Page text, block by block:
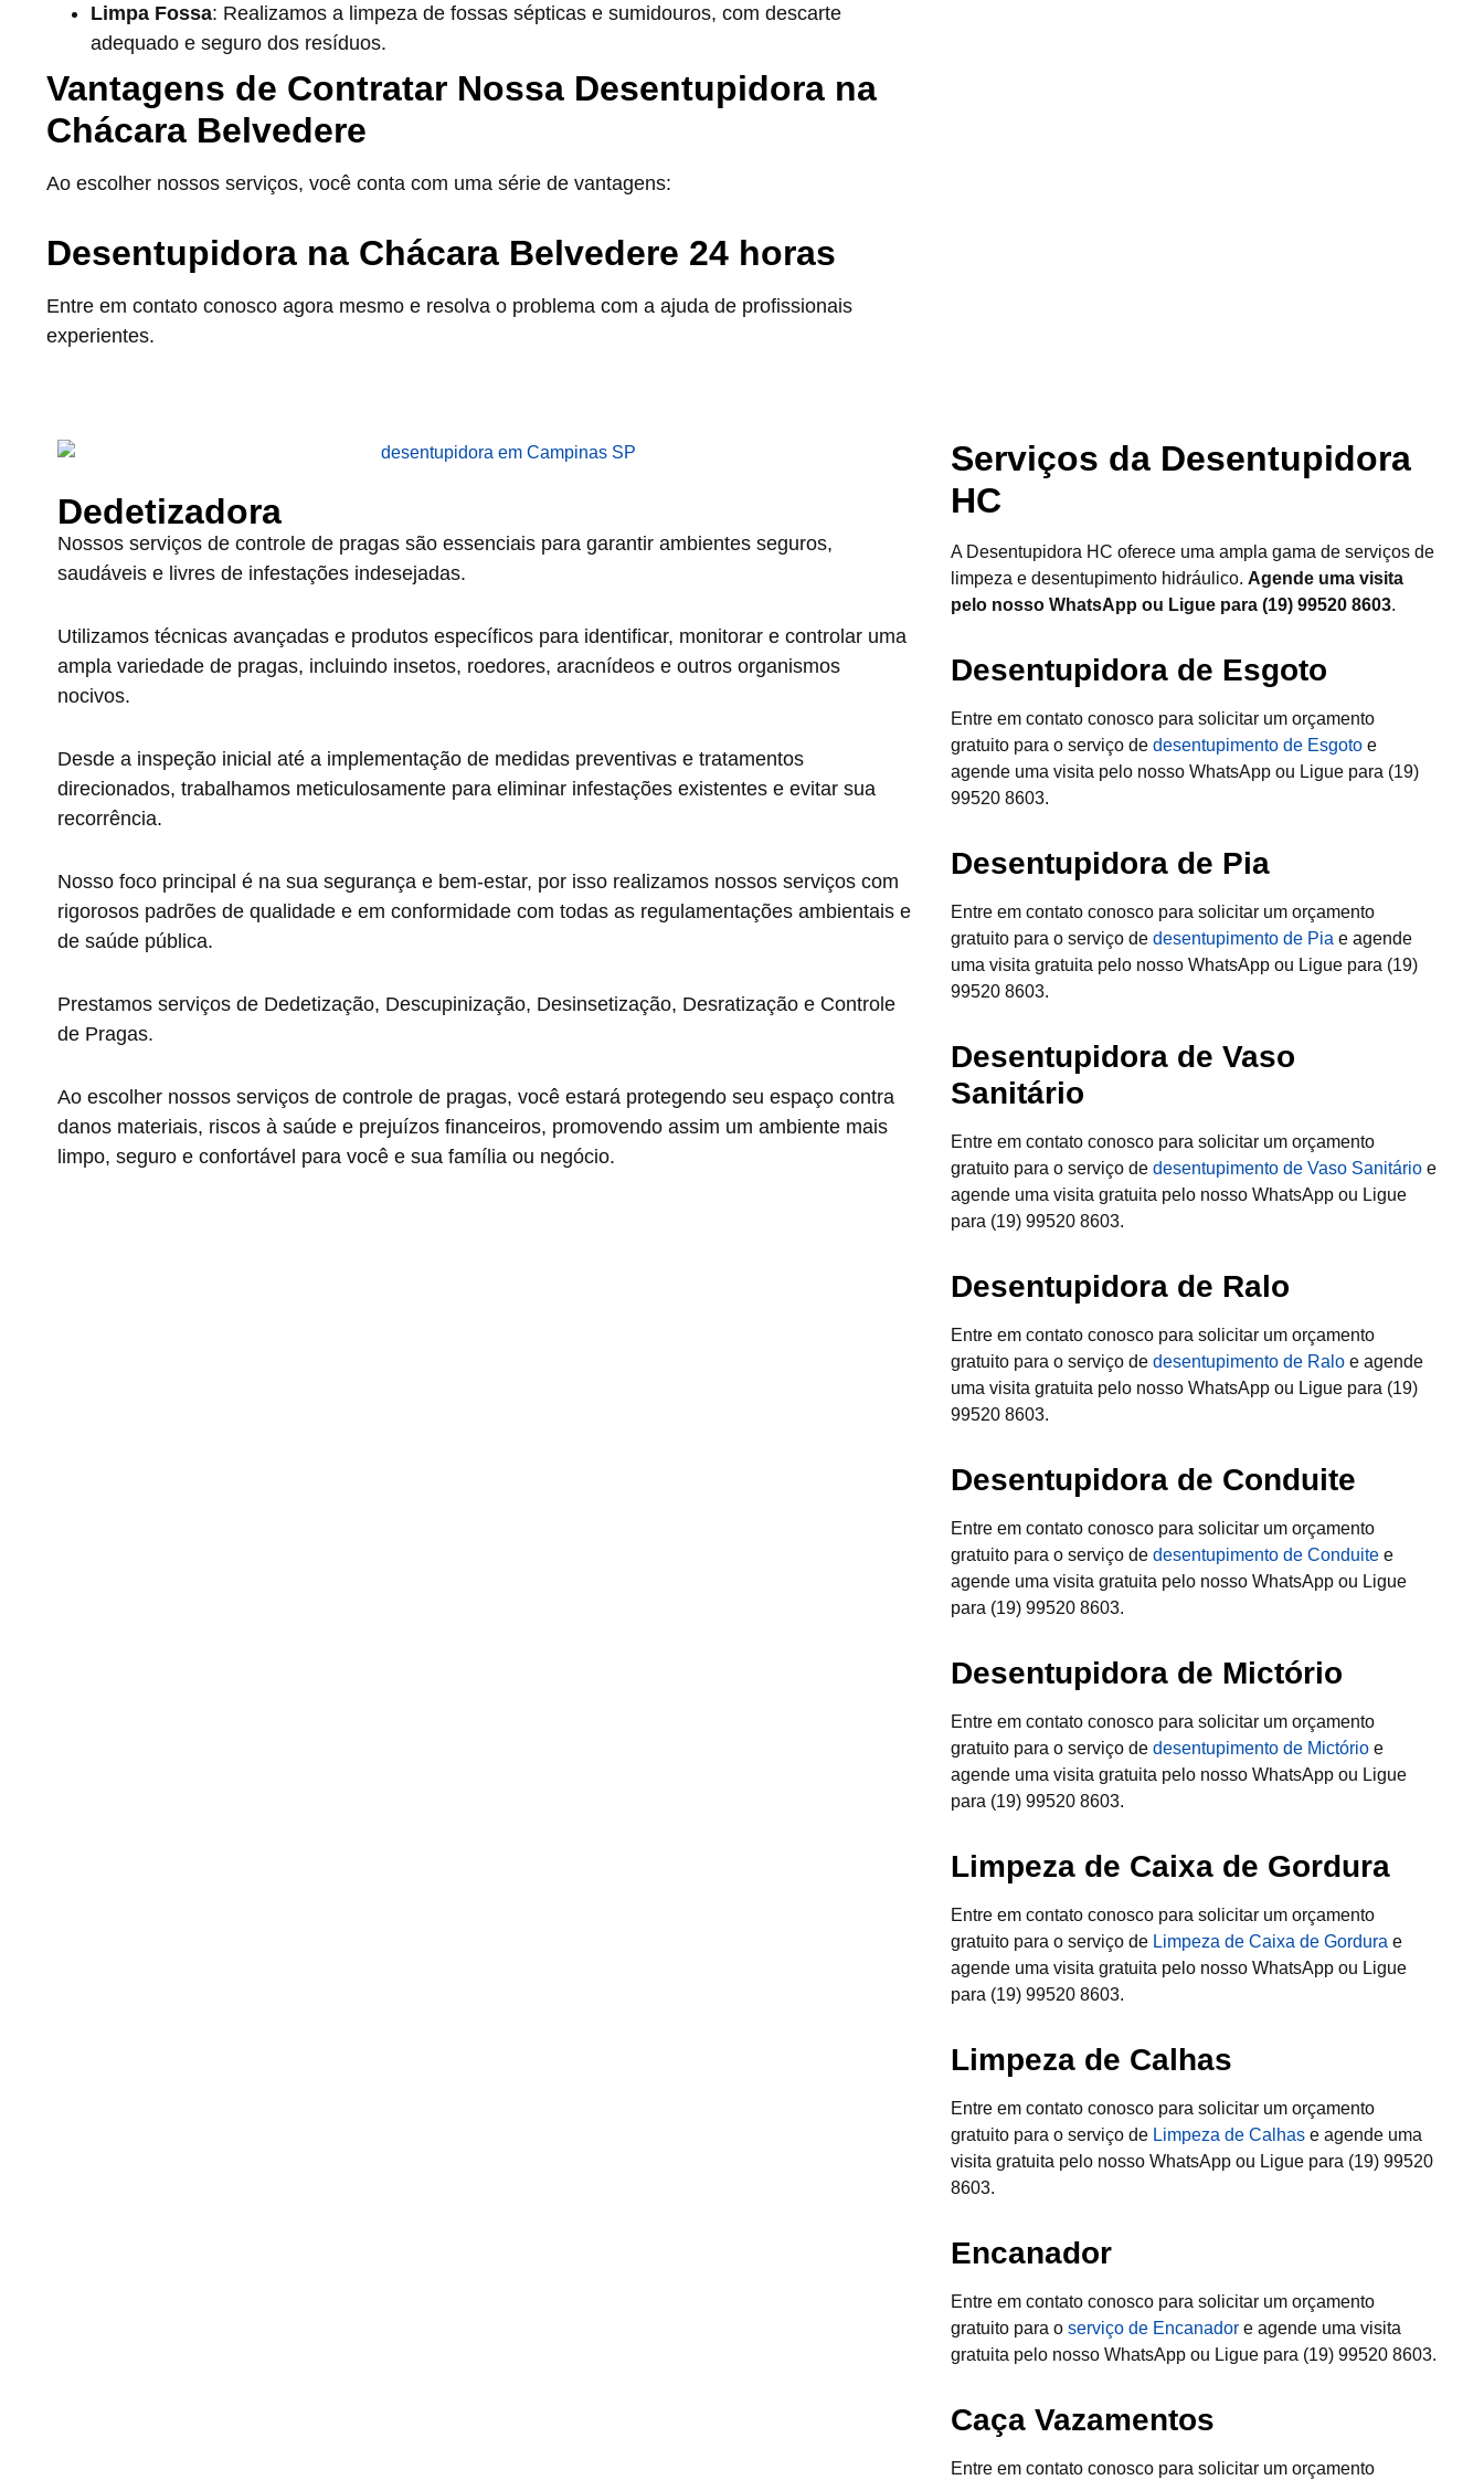
Limpa Fossa: Realizamos a limpeza de fossas sépticas e sumidouros, com descarte
adequado e seguro dos resíduos.
Vantagens de Contratar Nossa Desentupidora na
Chácara Belvedere
Ao escolher nossos serviços, você conta com uma série de vantagens:
Desentupidora na Chácara Belvedere 24 horas
Entre em contato conosco agora mesmo e resolva o problema com a ajuda de profissionais
experientes.
Dedetizadora
Nossos serviços de controle de pragas são essenciais para garantir ambientes seguros,
saudáveis e livres de infestações indesejadas.
Utilizamos técnicas avançadas e produtos específicos para identificar, monitorar e controlar uma
ampla variedade de pragas, incluindo insetos, roedores, aracnídeos e outros organismos
nocivos.
Desde a inspeção inicial até a implementação de medidas preventivas e tratamentos
direcionados, trabalhamos meticulosamente para eliminar infestações existentes e evitar sua
recorrência.
Nosso foco principal é na sua segurança e bem-estar, por isso realizamos nossos serviços com
rigorosos padrões de qualidade e em conformidade com todas as regulamentações ambientais e
de saúde pública.
Prestamos serviços de Dedetização, Descupinização, Desinsetização, Desratização e Controle
de Pragas.
Ao escolher nossos serviços de controle de pragas, você estará protegendo seu espaço contra
danos materiais, riscos à saúde e prejuízos financeiros, promovendo assim um ambiente mais
limpo, seguro e confortável para você e sua família ou negócio.
Serviços da Desentupidora
HC
A Desentupidora HC oferece uma ampla gama de serviços de
limpeza e desentupimento hidráulico. Agende uma visita
pelo nosso WhatsApp ou Ligue para (19) 99520 8603.
Desentupidora de Esgoto
Entre em contato conosco para solicitar um orçamento
gratuito para o serviço dedesentupimento de Esgoto e
agende uma visita pelo nosso WhatsApp ou Ligue para (19)
99520 8603.
Desentupidora de Pia
Entre em contato conosco para solicitar um orçamento
gratuito para o serviço dedesentupimento de Pia e agende
uma visita gratuita pelo nosso WhatsApp ou Ligue para (19)
99520 8603.
Desentupidora de Vaso
Sanitário
Entre em contato conosco para solicitar um orçamento
gratuito para o serviço dedesentupimento de Vaso Sanitário e
agende uma visita gratuita pelo nosso WhatsApp ou Ligue
para (19) 99520 8603.
Desentupidora de Ralo
Entre em contato conosco para solicitar um orçamento
gratuito para o serviço dedesentupimento de Ralo e agende
uma visita gratuita pelo nosso WhatsApp ou Ligue para (19)
99520 8603.
Desentupidora de Conduite
Entre em contato conosco para solicitar um orçamento
gratuito para o serviço dedesentupimento de Conduite e
agende uma visita gratuita pelo nosso WhatsApp ou Ligue
para (19) 99520 8603.
Desentupidora de Mictório
Entre em contato conosco para solicitar um orçamento
gratuito para o serviço dedesentupimento de Mictório e
agende uma visita gratuita pelo nosso WhatsApp ou Ligue
para (19) 99520 8603.
Limpeza de Caixa de Gordura
Entre em contato conosco para solicitar um orçamento
gratuito para o serviço de Limpeza de Caixa de Gordura e
agende uma visita gratuita pelo nosso WhatsApp ou Ligue
para (19) 99520 8603.
Limpeza de Calhas
Entre em contato conosco para solicitar um orçamento
gratuito para o serviço de Limpeza de Calhas e agende uma
visita gratuita pelo nosso WhatsApp ou Ligue para (19) 99520
8603.
Encanador
Entre em contato conosco para solicitar um orçamento
gratuito para oserviço de Encanador e agende uma visita
gratuita pelo nosso WhatsApp ou Ligue para (19) 99520 8603.
Caça Vazamentos
Entre em contato conosco para solicitar um orçamento